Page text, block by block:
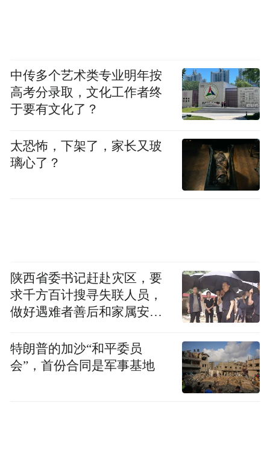
中传多个艺术类专业明年按
高考分录取，文化工作者终
于要有文化了？
太恐怖，下架了，家长又玻
璃心了？
陕西省委书记赶赴灾区，要
求千方百计搜寻失联人员，
做好遇难者善后和家属安抚
特朗普的加沙“和平委员
会”，首份合同是军事基地